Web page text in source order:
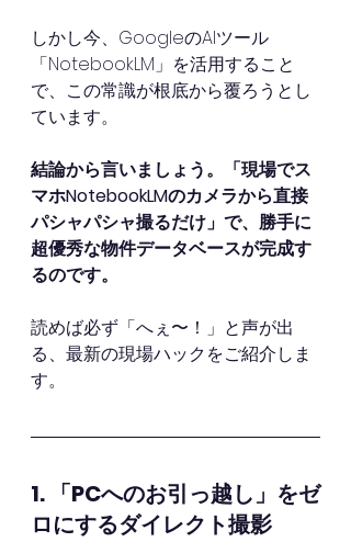
しかし今、GoogleのAIツール
「NotebookLM」を活用すること
で、この常識が根底から覆ろうとし
ています。
結論から言いましょう。「現場でス
マホNotebookLMのカメラから直接
パシャパシャ撮るだけ」で、勝手に
超優秀な物件データベースが完成す
るのです。
読めば必ず「へぇ〜！」と声が出
る、最新の現場ハックをご紹介しま
す。
1. 「PCへのお引っ越し」をゼ
ロにするダイレクト撮影